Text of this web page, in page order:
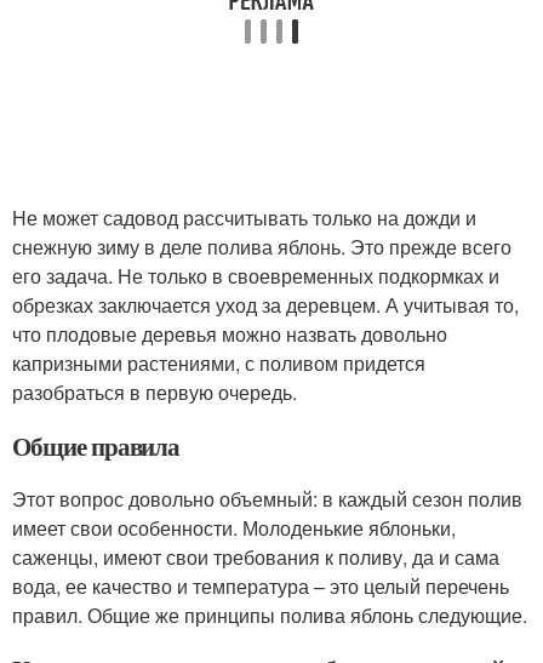
Не может садовод рассчитывать только на дожди и
снежную зиму в деле полива яблонь. Это прежде всего
его задача. Не только в своевременных подкормках и
обрезках заключается уход за деревцем. А учитывая то,
что плодовые деревья можно назвать довольно
капризными растениями, с поливом придется
разобраться в первую очередь.
Общие правила
Этот вопрос довольно объемный: в каждый сезон полив
имеет свои особенности. Молоденькие яблоньки,
саженцы, имеют свои требования к поливу, да и сама
вода, ее качество и температура – это целый перечень
правил. Общие же принципы полива яблонь следующие.